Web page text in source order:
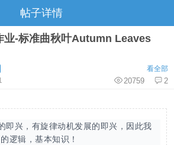
帖子详情
业-标准曲秋叶Autumn Leaves
看全部
2
20759
即兴，有旋律动机发展的即兴，因此我
逻辑，基本知识！